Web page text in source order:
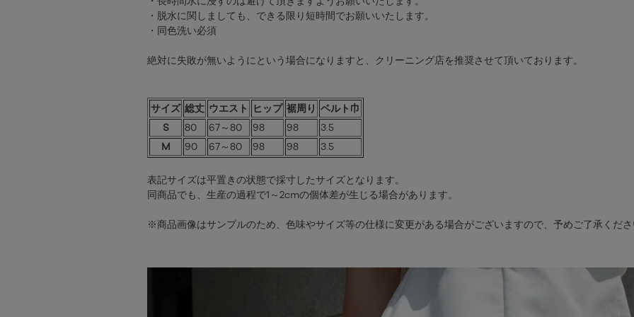
・脱水に関しましても、できる限り短時間でお願いいたします。
・同色洗い必須
絶対に失敗が無いようにという場合になりますと、クリーニング店を推奨させて頂いております。
サイズ 総丈 ウエスト ヒップ 裾周り ベルト巾
S
80 67～80 98 98
3.5
M
90 67～80 98 98 3.5
表記サイズは平置きの状態で採寸したサイズとなります。
同商品でも、生産の過程で1～2cmの個体差が生じる場合があります。
※商品画像はサンプルのため、色味やサイズ等の仕様に変更がある場合がございますので、予めご了承くだ